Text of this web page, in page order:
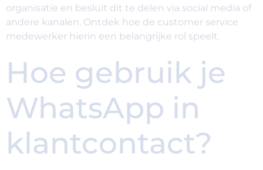
organisatie en besluit dit te delen via social media of
andere kanalen. Ontdek hoe de customer service
medewerker hierin een belangrijke rol speelt.
Hoe gebruik je
WhatsApp in
klantcontact?